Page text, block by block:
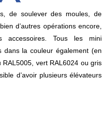
de soulever des moules, de
d’autres opérations encore,
accessoires. Tous les mini
dans la couleur également (en
vert RAL6024 ou gris
d’avoir plusieurs élévateurs